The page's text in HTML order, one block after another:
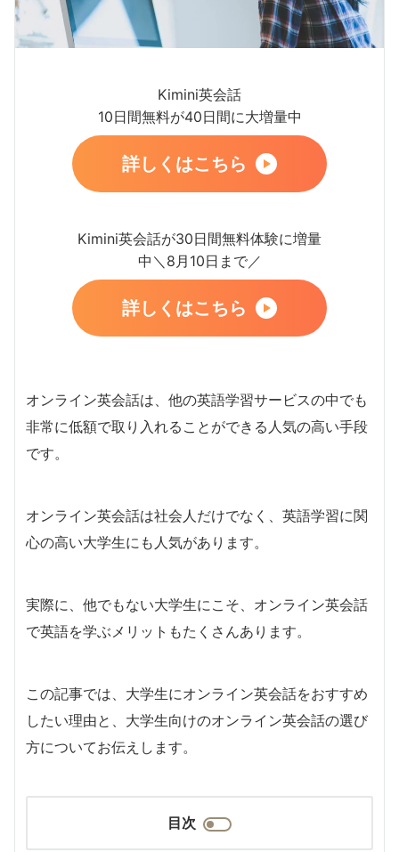
Kimini英会話
10日間無料が40日間に大増量中
詳しくはこちら
Kimini英会話が30日間無料体験に増量
中＼8月10日まで／
詳しくはこちら
オンライン英会話は、他の英語学習サービスの中でも
非常に低額で取り入れることができる人気の高い手段
です。
オンライン英会話は社会人だけでなく、英語学習に関
心の高い大学生にも人気があります。
実際に、他でもない大学生にこそ、オンライン英会話
で英語を学ぶメリットもたくさんあります。
この記事では、大学生にオンライン英会話をおすすめ
したい理由と、大学生向けのオンライン英会話の選び
方についてお伝えします。
目次